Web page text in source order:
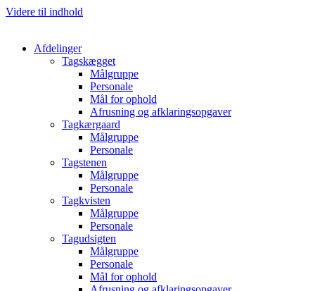
Videre til indhold
Afdelinger
Tagskægget
Målgruppe
Personale
Mål for ophold
Afrusning og afklaringsopgaver
Tagkærgaard
Målgruppe
Personale
Tagstenen
Målgruppe
Personale
Tagkvisten
Målgruppe
Personale
Tagudsigten​
Målgruppe
Personale
Mål for ophold